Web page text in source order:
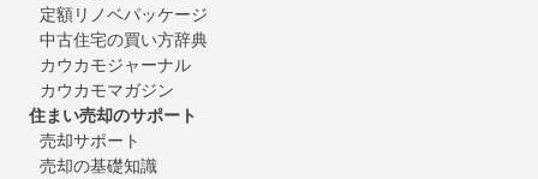
定額リノベパッケージ
中古住宅の買い方辞典
カウカモジャーナル
カウカモマガジン
住まい売却のサポート
売却サポート
売却の基礎知識